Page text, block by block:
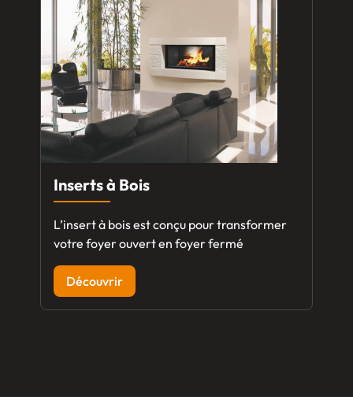
Inserts à Bois
L’insert à bois est conçu pour transformer
votre foyer ouvert en foyer fermé
Découvrir